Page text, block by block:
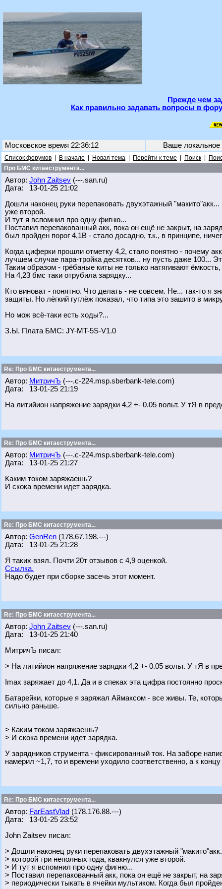
Прежде чем
Как правильно задавать вопросы в
Московское время 22:36:12 Ваше
Список форумов В начало Новая тема Перейти к теме Поиск
Про БМС китаеструмента...
Автор: John Zaitsev (---.san.ru)
Дата: 13-01-25 21:02
Дошли наконец руки перепаковать двухэтажный
уже второй.
И тут я вспомнил про одну фигню...
Поставил перепакованный акк, пока он ещё не закрыт, на
был пройден порог 4,1В - стало досадно, т.к., в принципе,
Когда циферки прошли отметку 4,2, стало понятно - почему
лучшем случае пара-тройка десятков... ну пусть даже 100...
Таким образом - гpёбaные киты не только натягивают
На 4,23 бмс таки отрубила зарядку...
Кто виноват - понятно. Что делать - не совсем. Не... так-то я
защиты. Но лёгкий гуглёж показал, что типа это зашито в
Но мож всё-таки есть ходы?...
З.Ы. Плата БМС: JY-MT-5S-V1.0
Re: Про БМС китаеструмента...
Автор: МитричЪ (---.c-224.msp.sberbank-tele.com)
Дата: 13-01-25 21:19
На литийион напряжение зарядки 4,2 +- 0.05 вольт. У тЯ в
Re: Про БМС китаеструмента...
Автор: МитричЪ (---.c-224.msp.sberbank-tele.com)
Дата: 13-01-25 21:27
Каким током заряжаешь?
И скока времени идет зарядка.
Re: Про БМС китаеструмента...
Автор: GenRen (178.67.198.---)
Дата: 13-01-25 21:28
Я таких взял. Почти 20т отзывов с 4,9 оценкой.
Ссылка.
Надо будет при сборке засечь этот момент.
Re: Про БМС китаеструмента...
Автор: John Zaitsev (---.san.ru)
Дата: 13-01-25 21:40
МитричЪ писал:
> На литийион напряжение зарядки 4,2 +- 0.05 вольт. У тЯ в
Imax заряжает до 4,1. Да и в спеках эта цифра постоянно
Батарейки, которые я заряжал Аймаксом - все живы. Те,
сильно раньше.
> Каким током заряжаешь?
> И скока времени идет зарядка.
У зарядников струмента - фиксированный ток. На заборе
намерил ~1,7, то и времени уходило соответственно, а к
Re: Про БМС китаеструмента...
Автор: FarEastVlad (178.176.88.---)
Дата: 13-01-25 23:52
John Zaitsev писал:
> Дошли наконец руки перепаковать двухэтажный
> которой три неполных года, квакнулся уже второй.
> И тут я вспомнил про одну фигню...
> Поставил перепакованный акк, пока он ещё не закрыт, на
> периодически тыкать в ячейки мультиком. Когда был